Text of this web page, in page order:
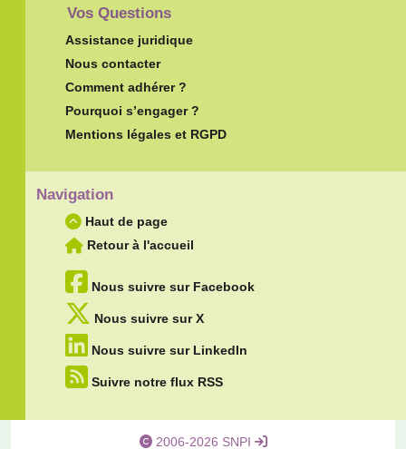
Vos Questions
Assistance juridique
Nous contacter
Comment adhérer ?
Pourquoi s’engager ?
Mentions légales et RGPD
Navigation
Haut de page
Retour à l'accueil
Nous suivre sur Facebook
Nous suivre sur X
Nous suivre sur LinkedIn
Suivre notre flux RSS
2006-2026 SNPI